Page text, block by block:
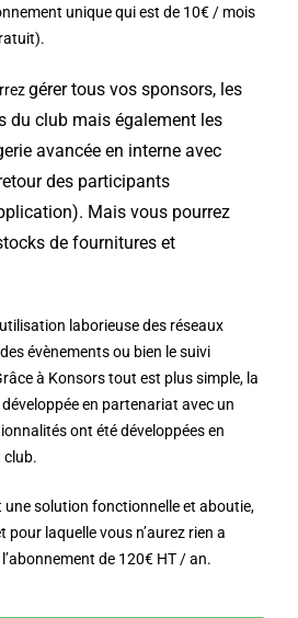
unique qui est de 10€ / mois
gérer tous vos sponsors, les
du club mais également les
avancée en interne avec
des participants
Mais vous pourrez
de fournitures et
laborieuse des réseaux
évènements ou bien le suivi
à Konsors tout est plus simple, la
en partenariat avec un
ont été développées en
club.
une solution fonctionnelle et aboutie,
laquelle vous n’aurez rien a
de 120€ HT / an.